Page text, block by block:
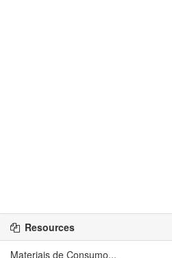
Resources
Materiais de Consumo...